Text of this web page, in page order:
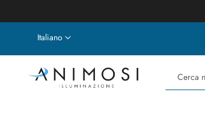
Lingua
Italiano
Cerca